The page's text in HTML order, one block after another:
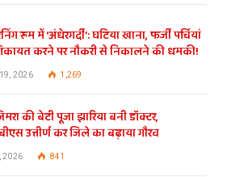
रूम में ‘अंधेरगर्दी’: घटिया खाना, फर्जी पर्चियां
करने पर नौकरी से निकालने की धमकी!
2026 1,269
की बेटी पूजा झारिया बनी डॉक्टर,
उत्तीर्ण कर जिले का बढ़ाया गौरव
2026 841